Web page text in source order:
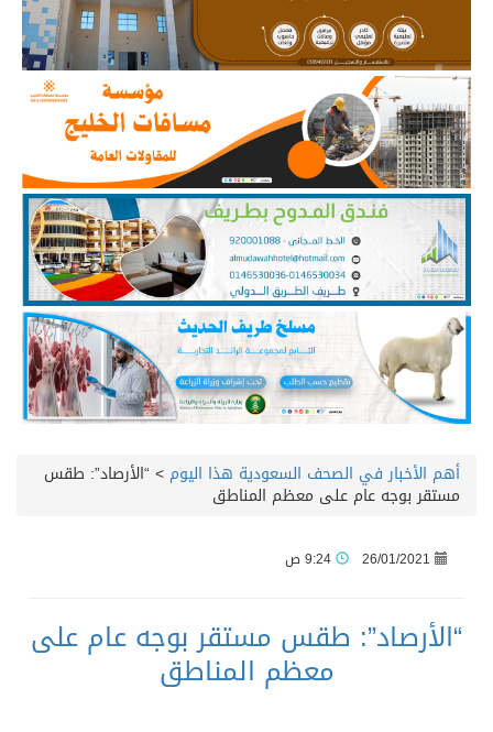
أهم الأخبار في الصحف السعودية هذا اليوم > “الأرصاد”: طقس
مستقر بوجه عام على معظم المناطق
26/01/2021
“الأرصاد”: طقس مستقر بوجه عام على
معظم المناطق